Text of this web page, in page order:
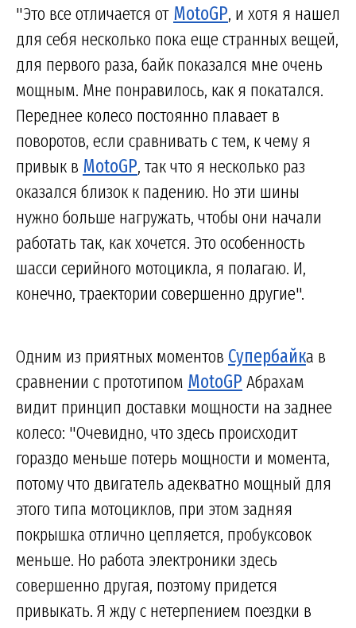
"Это все отличается от MotoGP, и хотя я нашел
для себя несколько пока еще странных вещей,
для первого раза, байк показался мне очень
мощным. Мне понравилось, как я покатался.
Переднее колесо постоянно плавает в
поворотов, если сравнивать с тем, к чему я
привык в MotoGP, так что я несколько раз
оказался близок к падению. Но эти шины
нужно больше нагружать, чтобы они начали
работать так, как хочется. Это особенность
шасси серийного мотоцикла, я полагаю. И,
конечно, траектории совершенно другие".
Одним из приятных моментов Супербайка в
сравнении с прототипом MotoGP Абрахам
видит принцип доставки мощности на заднее
колесо: "Очевидно, что здесь происходит
гораздо меньше потерь мощности и момента,
потому что двигатель адекватно мощный для
этого типа мотоциклов, при этом задняя
покрышка отлично цепляется, пробуксовок
меньше. Но работа электроники здесь
совершенно другая, поэтому придется
привыкать. Я жду с нетерпением поездки в